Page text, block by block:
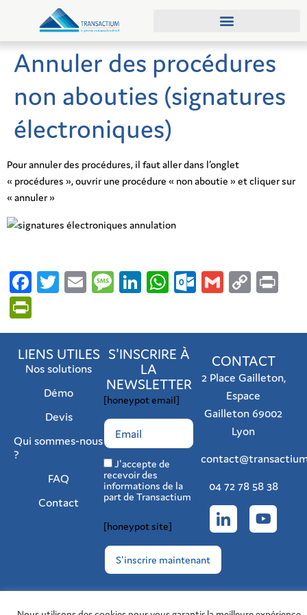
Annuler des procédures
non abouties (signatures
électroniques)
Pour annuler des procédures, il faut aller dans l’onglet
« procédures », ouvrir une procédure « non aboutie » et cliquer sur
« annuler »
Facebook
Twitter
EmailMessage
LinkedIn
WhatsApp
Gmail
Copy
LIENS UTILES
Nos solutions
Démo
Devis
Qui sommes-nous
?
FAQ
Contact
S'INSCRIRE À
LA
NEWSLETTER
[honeypot email]
J'accepte de
recevoir des
informations de la
part de Transactium
[honeypot site]
CONTACT
2 Place Gailleton,
Espace
Gailleton 69002
Lyon
04 72 78 58 38
Politique de confidentialité